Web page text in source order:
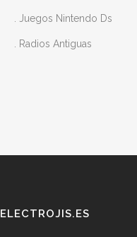
. Juegos Nintendo Ds
. Radios Antiguas
ELECTROJIS.ES